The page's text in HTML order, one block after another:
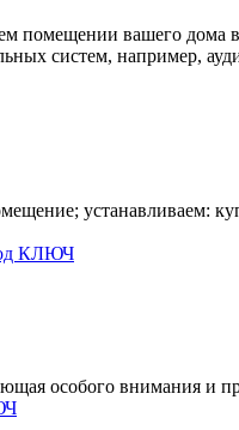
помещении вашего дома
систем, например,
устанавливаем:
особого внимания и